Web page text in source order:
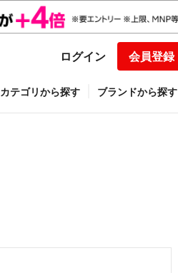
ログイン 会員登録
カテゴリから探す ブランドから探す